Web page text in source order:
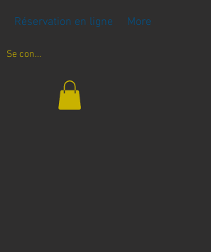
Réservation en ligne More
Se connecter